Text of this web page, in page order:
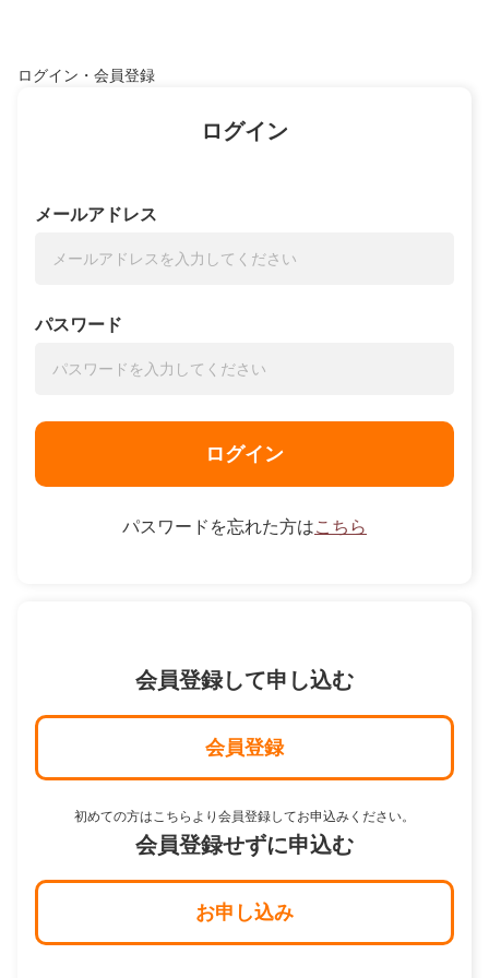
ログイン・会員登録
ログイン
メールアドレス
パスワード
ログイン
パスワードを忘れた方はこちら
会員登録して申し込む
会員登録
初めての方はこちらより会員登録してお申込みください。
会員登録せずに申込む
お申し込み